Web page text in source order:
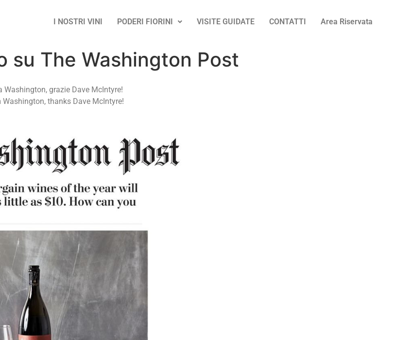
I NOSTRI VINI PODERI FIORINI VISITE GUIDATE CONTATTI Area Riservata
su The Washington Post
grazie Dave McIntyre!
thanks Dave McIntyre!